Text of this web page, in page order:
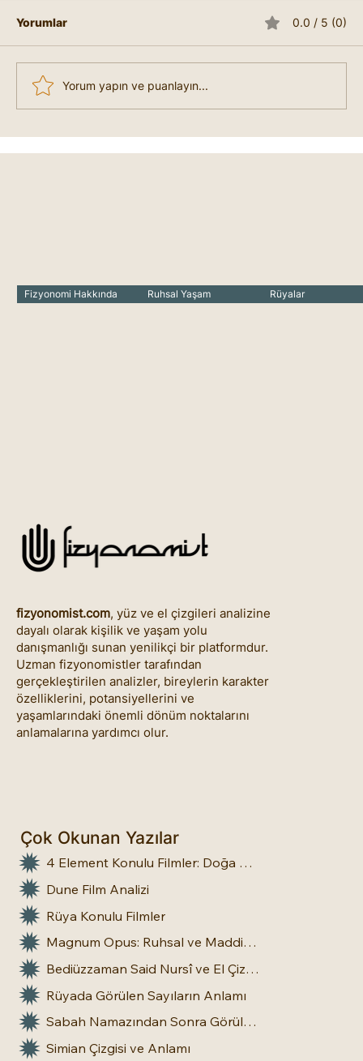
Fizyonomi Hakkında Ruhsal Yaşam Rüyalar
sorumluluk, disiplin, içsel derinlik ve manevi
Yorumlar 0.0 / 5 (0)
Yorum yapın ve puanlayın...
fizyonomist.com, yüz ve el çizgileri analizine
dayalı olarak kişilik ve yaşam yolu
danışmanlığı sunan yenilikçi bir platformdur.
Uzman fizyonomistler tarafından
gerçekleştirilen analizler, bireylerin karakter
özelliklerini, potansiyellerini ve
yaşamlarındaki önemli dönüm noktalarını
anlamalarına yardımcı olur.
Çok Okunan Yazılar
4 Element Konulu Filmler: Doğa Üstü Güçler
Dune Film Analizi
Rüya Konulu Filmler
Magnum Opus: Ruhsal ve Maddi Dönüşümün Büyük Eseri
Bediüzzaman Said Nursî ve El Çizgileri: İnsan Doğasına Dair Bir Bakış
Rüyada Görülen Sayıların Anlamı
Sabah Namazından Sonra Görülen Rüya Gerçek Olur mu?
Simian Çizgisi ve Anlamı